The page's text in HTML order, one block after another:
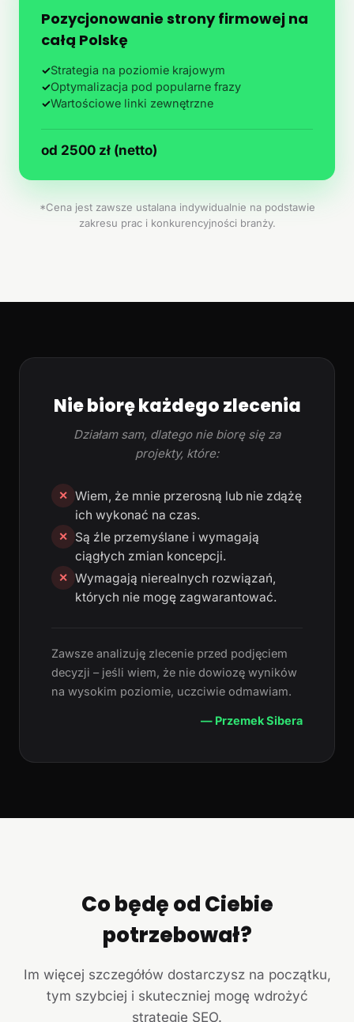
Pozycjonowanie strony firmowej na
całą Polskę
✓Strategia na poziomie krajowym
✓Optymalizacja pod popularne frazy
✓Wartościowe linki zewnętrzne
od 2500 zł (netto)
*Cena jest zawsze ustalana indywidualnie na podstawie
zakresu prac i konkurencyjności branży.
Nie biorę każdego zlecenia
Działam sam, dlatego nie biorę się za
projekty, które:
✕ Wiem, że mnie przerosną lub nie zdążę
ich wykonać na czas.
✕
Są źle przemyślane i wymagają
ciągłych zmian koncepcji.
✕ Wymagają nierealnych rozwiązań,
których nie mogę zagwarantować.
Zawsze analizuję zlecenie przed podjęciem
decyzji – jeśli wiem, że nie dowiozę wyników
na wysokim poziomie, uczciwie odmawiam.
— Przemek Sibera
Co będę od Ciebie
potrzebował?
Im więcej szczegółów dostarczysz na początku,
tym szybciej i skuteczniej mogę wdrożyć
strategię SEO.